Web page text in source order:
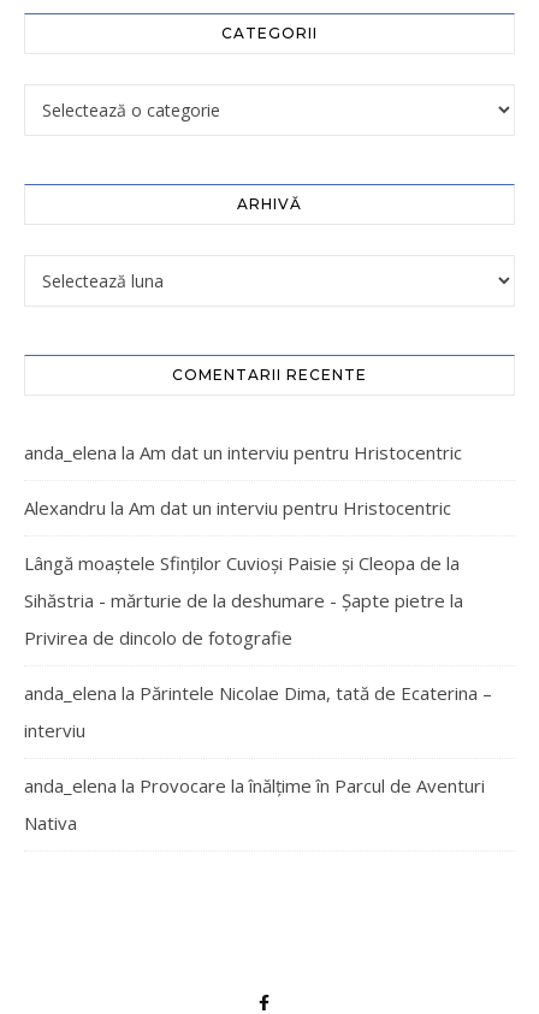
CATEGORII
ARHIVĂ
COMENTARII RECENTE
anda_elena la Am dat un interviu pentru Hristocentric
Alexandru la Am dat un interviu pentru Hristocentric
Lângă moaștele Sfinților Cuvioși Paisie și Cleopa de la
Sihăstria - mărturie de la deshumare - Şapte pietre la
Privirea de dincolo de fotografie
anda_elena la Părintele Nicolae Dima, tată de Ecaterina –
interviu
anda_elena la Provocare la înălțime în Parcul de Aventuri
Nativa